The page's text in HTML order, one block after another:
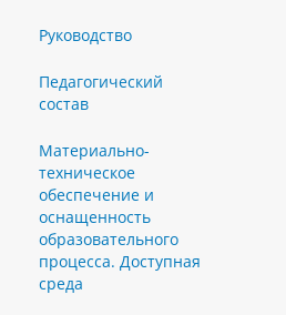
Руководство
Педагогический
состав
Материально-
техническое
обеспечение и
оснащенность
образовательного
процесса. Доступная
среда